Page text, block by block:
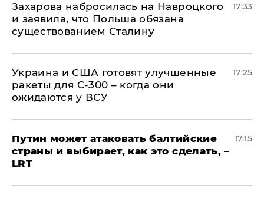
​Захарова набросилась на Навроцкого
и заявила, что Польша обязана
существованием Сталину
17:33
Украина и США готовят улучшенные
ракеты для С-300 – когда они
ожидаются у ВСУ
17:25
Путин может атаковать балтийские
страны и выбирает, как это сделать, –
LRT
17:15